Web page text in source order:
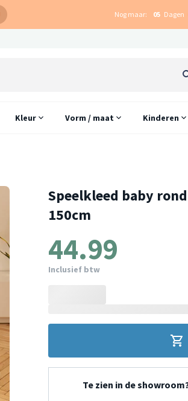
Nog maar: 05 Dagen
Kleur Vorm / maat Kinderen
Speelkleed baby
150cm
44.99
Inclusief btw
Te zien in de